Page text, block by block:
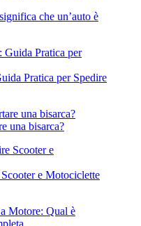
che un’auto è
Pratica per Spedire
una bisarca?
e Motociclette